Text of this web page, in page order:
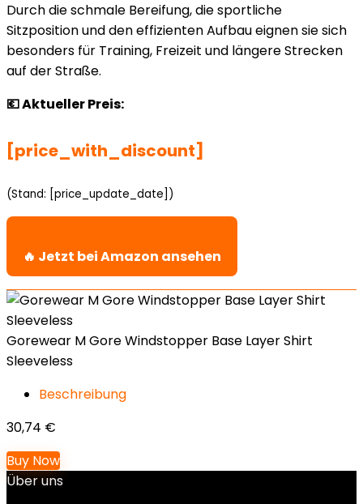
Durch die schmale Bereifung, die sportliche
Sitzposition und den effizienten Aufbau eignen sie sich
besonders für Training, Freizeit und längere Strecken
auf der Straße.
💶 Aktueller Preis:
[price_with_discount]
(Stand: [price_update_date])
🔥 Jetzt bei Amazon ansehen
Gorewear M Gore Windstopper Base Layer Shirt
Sleeveless
Beschreibung
30,74 €
Buy Now
Über uns